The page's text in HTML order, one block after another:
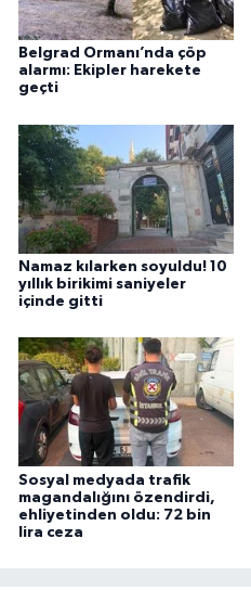
Belgrad Ormanı’nda çöp
alarmı: Ekipler harekete
geçti
Namaz kılarken soyuldu! 10
yıllık birikimi saniyeler
içinde gitti
Sosyal medyada trafik
magandalığını özendirdi,
ehliyetinden oldu: 72 bin
lira ceza